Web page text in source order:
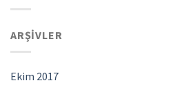
ARŞIVLER
Ekim 2017